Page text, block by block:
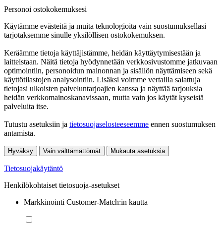
Personoi ostokokemuksesi
Käytämme evästeitä ja muita teknologioita vain suostumuksellasi
tarjotaksemme sinulle yksilöllisen ostokokemuksen.
Keräämme tietoja käyttäjistämme, heidän käyttäytymisestään ja
laitteistaan. Näitä tietoja hyödynnetään verkkosivustomme jatkuvaan
optimointiin, personoidun mainonnan ja sisällön näyttämiseen sekä
käyttötilastojen analysointiin. Lisäksi voimme vertailla salattuja
tietojasi ulkoisten palveluntarjoajien kanssa ja näyttää tarjouksia
heidän verkkomainoskanavissaan, mutta vain jos käytät kyseisiä
palveluita itse.
Tutustu asetuksiin ja tietosuojaselosteeseemme ennen suostumuksen
antamista.
Hyväksy Vain välttämättömät Mukauta asetuksia
Tietosuojakäytäntö
Henkilökohtaiset tietosuoja-asetukset
Markkinointi Customer-Match:in kautta